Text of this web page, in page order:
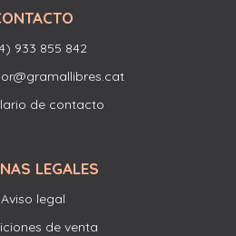
933 855 842
de contacto
LEGALES
Aviso legal
de venta